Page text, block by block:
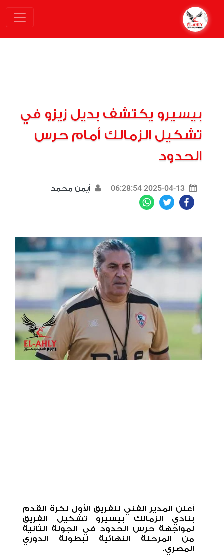
بيسيرو يكتشف بديل زيزو في
تشكيل الزمالك أمام حرس
الحدود
2025-04-13 06:28:54 أيمن محمد
Facebook
Twitter
أعلن المدير الفني للفريق الأول لكرة القدم
بنادي الزمالك بيسيرو تشكيل الفريق
لمواجهة حرس الحدود في الجولة الثانية
من المرحلة النهائية لبطولة الدوري
المصري.